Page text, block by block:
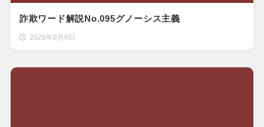
詐欺ワード解説No.095グノーシス主義
2026年8月6日